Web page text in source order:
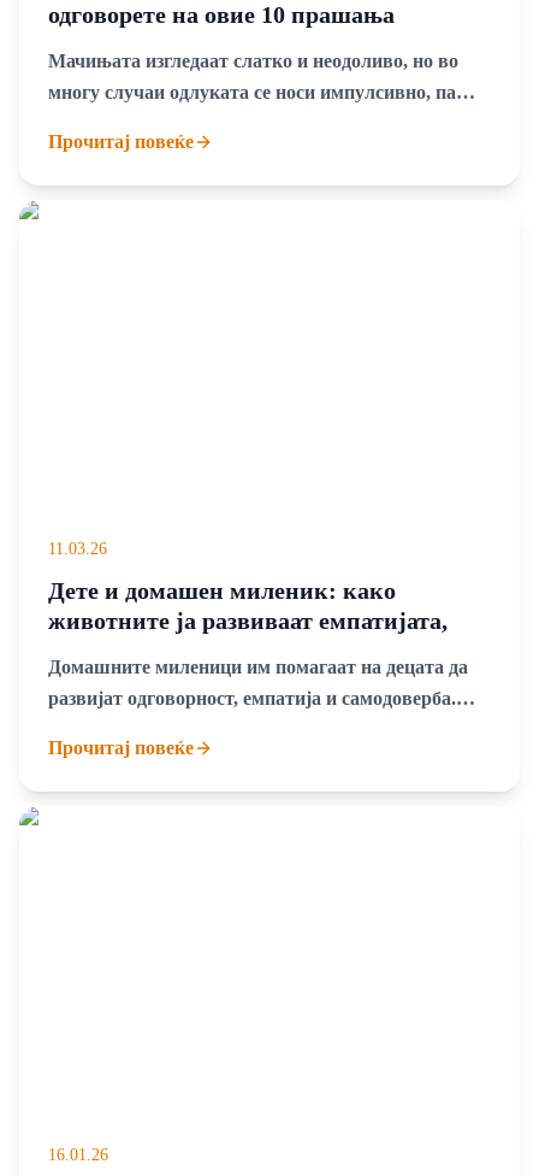
одговорете на овие 10 прашања
Мачињата изгледаат слатко и неодоливо, но во
многу случаи одлуката се носи импулсивно, па
Прочитај повеќе
11.03.26
Дете и домашен миленик: како
животните ја развиваат емпатијата,
Домашните миленици им помагаат на децата да
развијат одговорност, емпатија и самодоверба.
животни влијаат врз емоционалниот развој на
децата
Прочитај повеќе
16.01.26